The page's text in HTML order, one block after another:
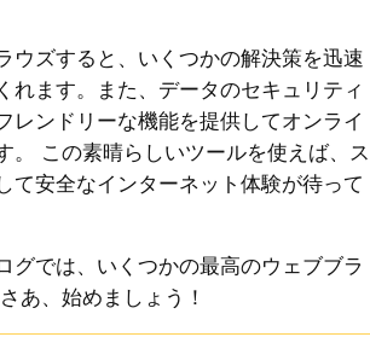
ウズすると、いくつかの解決策を迅速
れます。また、データのセキュリティ
レンドリーな機能を提供してオンライ
。 この素晴らしいツールを使えば、ス
て安全なインターネット体験が待って
グでは、いくつかの最高のウェブブラ
あ、始めましょう！